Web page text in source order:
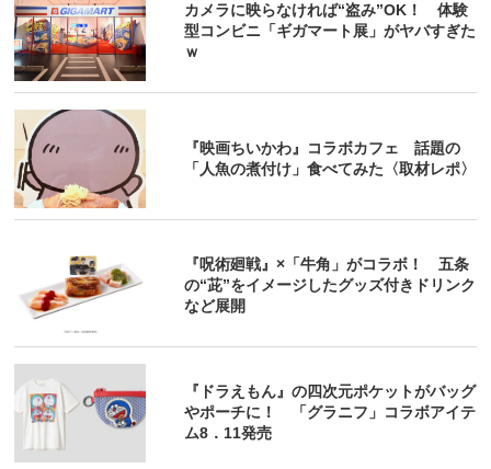
カメラに映らなければ“盗み”OK！ 体験
型コンビニ「ギガマート展」がヤバすぎた
ｗ
『映画ちいかわ』コラボカフェ 話題の
「人魚の煮付け」食べてみた〈取材レポ〉
『呪術廻戦』×「牛角」がコラボ！ 五条
の“茈”をイメージしたグッズ付きドリンク
など展開
『ドラえもん』の四次元ポケットがバッグ
やポーチに！ 「グラニフ」コラボアイテ
ム8．11発売